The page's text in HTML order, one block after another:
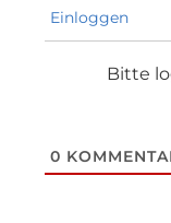
Einloggen
Bitte
0